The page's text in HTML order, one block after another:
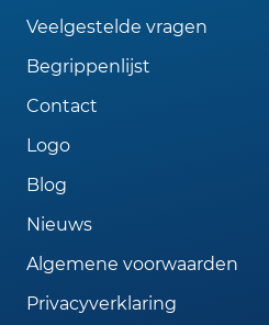
Veelgestelde vragen
Begrippenlijst
Contact
Logo
Blog
Nieuws
Algemene voorwaarden
Privacyverklaring